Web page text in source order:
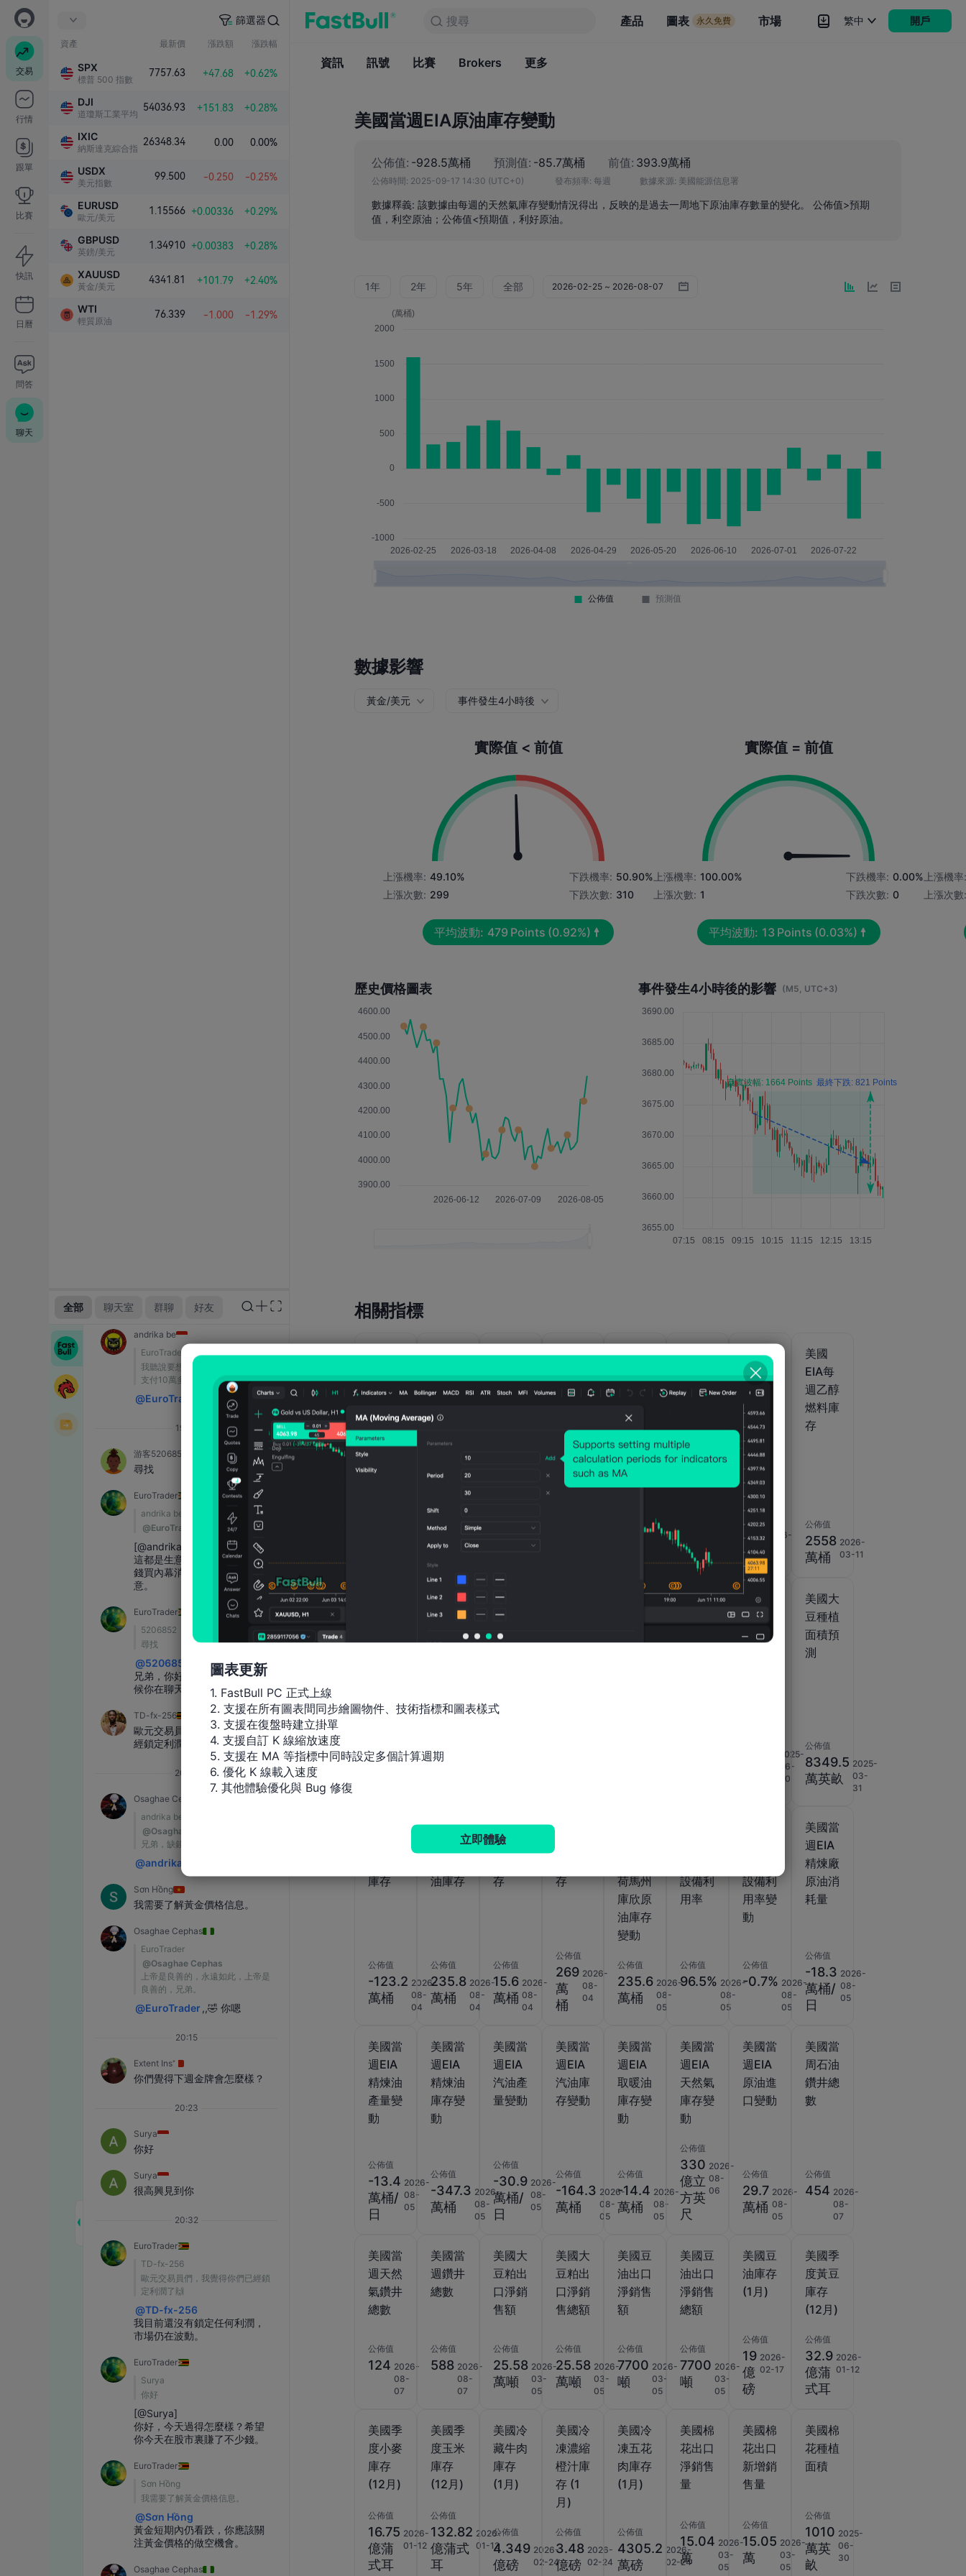
交易
行情
跟單
比賽
快訊
日曆
問答
聊天
篩選器
資產 最新價 漲跌額 漲跌幅
SPX
標普 500 指數
7757.63 +47.68 +0.62%
DJI
道瓊斯工業平均指數
54036.93 +151.83 +0.28%
IXIC
納斯達克綜合指數
26348.34 0.00 0.00%
USDX
美元指數
99.500 -0.250 -0.25%
EURUSD
歐元/美元
1.15566 +0.00336 +0.29%
GBPUSD
英鎊/美元
1.34910 +0.00383 +0.28%
XAUUSD
黃金/美元
4341.81 +101.79 +2.40%
WTI
輕質原油
76.339 -1.000 -1.29%
搜尋 產品 圖表 永久免費 市場
資訊 訊號
繁中 開戶
搜尋
資訊 訊號 比賽 Brokers 更多
美國當週EIA原油庫存變動
公佈值: -928.5萬桶 預測值: -85.7萬桶 前值: 393.9萬桶
公佈時間: 2025-09-17 14:30 (UTC+0) 發布頻率: 每週 數據來源: 美國能源信息署
數據釋義: 該數據由每週的天然氣庫存變動情況得出，反映的是過去一周地下原油庫存數量的變化。 公佈值>預期
值，利空原油；公佈值<預期值，利好原油。
1年 2年 5年 全部
數據影響
黃金/美元 事件發生4小時後
實際值 < 前值
上漲機率: 49.10%
上漲次數: 299
下跌機率: 50.90%
下跌次數: 310
平均波動: 479 Points (0.92%)
實際值 = 前值
上漲機率: 100.00%
上漲次數: 1
下跌機率: 0.00%
下跌次數: 0
平均波動: 13 Points (0.03%)
上漲機
上漲次
歷史價格圖表 事件發生4小時後的影響 (M5, UTC+3)
相關指標
美國
WTI原
遠期均
價預期
2020-
美國
年短期
量預期
(7月)
公佈值
1403
萬桶/
2026-
美國
年天然
2026-
美國
年短期
預期
(7月)
公佈值
美國
年天然
預期
(7月)
公佈值
1112
美國
周成品
萬桶/
日
美國
EIA每
週新配
方汽油
庫存
0.0
桶
2026-
05
美國
EIA每
週乙醇
燃料庫
存
公佈值
2558
萬桶
2026-
03-11
112.6 2026-
美國
EIA天
然氣隱
億立
美國
EIA原
油產量
美國大
美國大
豆種植
面積
2025-
06-
30
美國大
豆種植
面積預
測
公佈值
8349.5
萬英畝
2025-
03-
31
庫存
公佈值
-123.2
萬桶
2026-
08-
04
美國當
油庫存
公佈值
235.8
萬桶
2026-
08-
04
美國當
週API
存
公佈值
15.6
萬桶
2026-
08-
04
存
公佈值
269
萬
桶
2026-
08-
04
荷馬州
庫欣原
油庫存
變動
公佈值
235.6
萬桶
2026-
08-
05
設備利
用率
公佈值
96.5% 2026-
08-
05
設備利
用率變
動
公佈值
-0.7% 2026-
08-
05
美國當
週EIA
精煉廠
原油消
耗量
公佈值
-18.3
萬桶/
日
2026-
08-
05
美國當
週EIA
精煉油
產量變
動
公佈值
-13.4
萬桶/
日
2026-
08-
05
美國當
週EIA
精煉油
庫存變
動
公佈值
-347.3
萬桶
2026-
08-
05
美國當
週EIA
汽油產
量變動
公佈值
-30.9
萬桶/
日
2026-
08-
05
美國當
週EIA
汽油庫
存變動
公佈值
-164.3
萬桶
2026-
08-
05
美國當
週EIA
取暖油
庫存變
動
公佈值
-14.4
萬桶
2026-
08-
05
美國當
週EIA
天然氣
庫存變
動
公佈值
330
億立
方英
尺
2026-
08-
06
美國當
週EIA
原油進
口變動
公佈值
29.7
萬桶
2026-
08-
05
美國當
周石油
鑽井總
數
公佈值
454 2026-
08-
07
美國當
週天然
氣鑽井
總數
公佈值
124 2026-
08-
07
美國當
週鑽井
總數
公佈值
588 2026-
08-
07
美國大
豆粕出
口淨銷
售額
公佈值
25.58
萬噸
2026-
03-
05
美國大
豆粕出
口淨銷
售總額
公佈值
25.58
萬噸
2026-
03-
05
美國豆
油出口
淨銷售
額
公佈值
7700
噸
2026-
03-
05
美國豆
油出口
淨銷售
總額
公佈值
7700
噸
2026-
03-
05
美國豆
油庫存
(1月)
公佈值
19
億
磅
2026-
02-17
美國季
度黃豆
庫存
(12月)
公佈值
32.9
億蒲
式耳
2026-
01-12
美國季
度小麥
庫存
(12月)
公佈值
16.75
億蒲
式耳
2026-
01-12
美國季
度玉米
庫存
(12月)
公佈值
132.82
億蒲式
耳
2026-
01-12
美國冷
藏牛肉
庫存
(1月)
公佈值
4.349
億磅
2026-
02-24
美國冷
凍濃縮
橙汁庫
存 (1
月)
公佈值
3.48
億磅
2026-
02-24
美國冷
凍五花
肉庫存
(1月)
公佈值
4305.2
萬磅
2026-
02-24
美國棉
花出口
淨銷售
量
公佈值
15.04
萬
2026-
03-
05
美國棉
花出口
新增銷
售量
公佈值
15.05
萬
2026-
03-
05
美國棉
花種植
面積
公佈值
1010
萬英
畝
2025-
06-
30
圖表更新
1. FastBull PC 正式上線
2. 支援在所有圖表間同步繪圖物件、技術指標和圖表樣式
3. 支援在復盤時建立掛單
4. 支援自訂 K 線縮放速度
5. 支援在 MA 等指標中同時設定多個計算週期
6. 優化 K 線載入速度
7. 其他體驗優化與 Bug 修復
立即體驗